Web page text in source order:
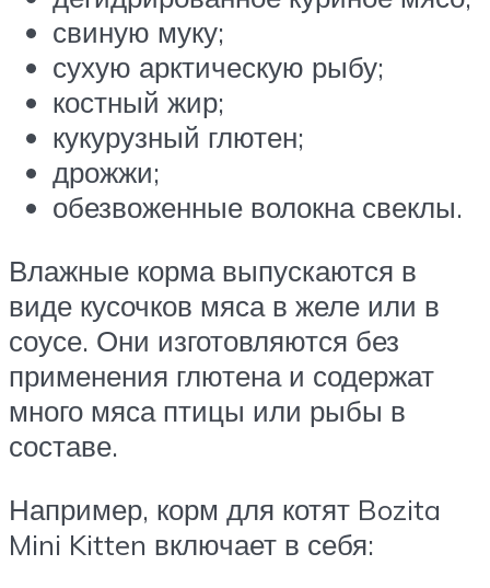
свиную муку;
сухую арктическую рыбу;
костный жир;
кукурузный глютен;
дрожжи;
обезвоженные волокна свеклы.
Влажные корма выпускаются в
виде кусочков мяса в желе или в
соусе. Они изготовляются без
применения глютена и содержат
много мяса птицы или рыбы в
составе.
Например, корм для котят Bozita
Mini Kitten включает в себя: